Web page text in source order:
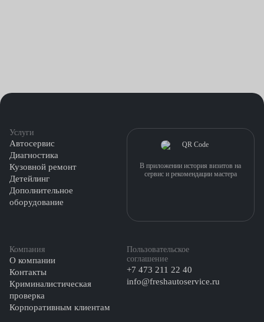
Услуги
Автосервис
Диагностика
Кузовной ремонт
Детейлинг
Дополнительное
оборудование
Компания
О компании
Контакты
Криминалистическая
проверка
Корпоративным клиентам
Пользовательское
соглашение
+7 473 211 22 40
info@freshautoservice.ru
В приложении история визитов на
сервис и рекомендации мастера